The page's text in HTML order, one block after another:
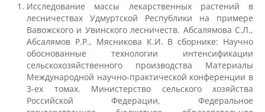
Образование
Руководство
Исследование массы лекарственных растений в
лесничествах Удмуртской Республики на примере
Вавожского и Увинского лесничеств. Абсалямова С.Л.,
Абсалямов Р.Р., Мясникова К.И. В сборнике: Научно
обоснованные технологии интенсификации
сельскохозяйственного производства Материалы
Международной научно-практической конференции в
3-ех томах. Министерство сельского хозяйства
Российской Федерации, Федеральное